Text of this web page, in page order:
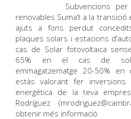
Subvencions per
renovables Suma’t a la
ajuts a fons perdut
plaques solars i estacions
cas de Solar fotovoltaica
65% en el cas de
emmagatzematge 20-50% en
estàs valorant fer inversions
energètica de la teva
Rodríguez
obtenir més informació